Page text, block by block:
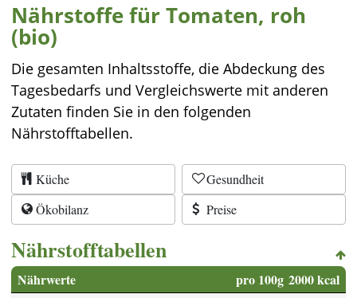
Nährstoffe für Tomaten, roh
(bio)
Die gesamten Inhaltsstoffe, die Abdeckung des
Tagesbedarfs und Vergleichswerte mit anderen
Zutaten finden Sie in den folgenden
Nährstofftabellen.
Küche
Gesundheit
Ökobilanz
Preise
Nährstofftabellen
Nährwerte pro 100g 2000 kcal